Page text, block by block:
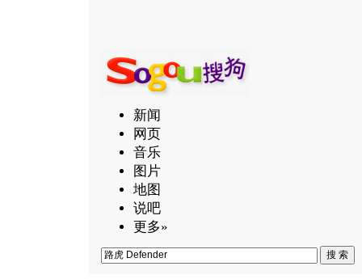
新闻
网页
音乐
图片
地图
说吧
更多»